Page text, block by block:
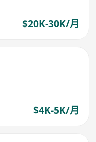
$20K-30K/月
$4K-5K/月